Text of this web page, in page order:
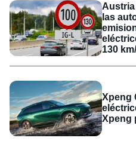
Austria
las
130
Xpeng
Xpeng